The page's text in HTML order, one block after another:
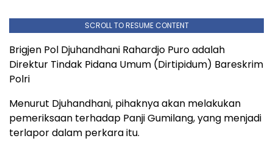
SCROLL TO RESUME CONTENT
Brigjen Pol Djuhandhani Rahardjo Puro adalah
Direktur Tindak Pidana Umum (Dirtipidum) Bareskrim
Polri
Menurut Djuhandhani, pihaknya akan melakukan
pemeriksaan terhadap Panji Gumilang, yang menjadi
terlapor dalam perkara itu.